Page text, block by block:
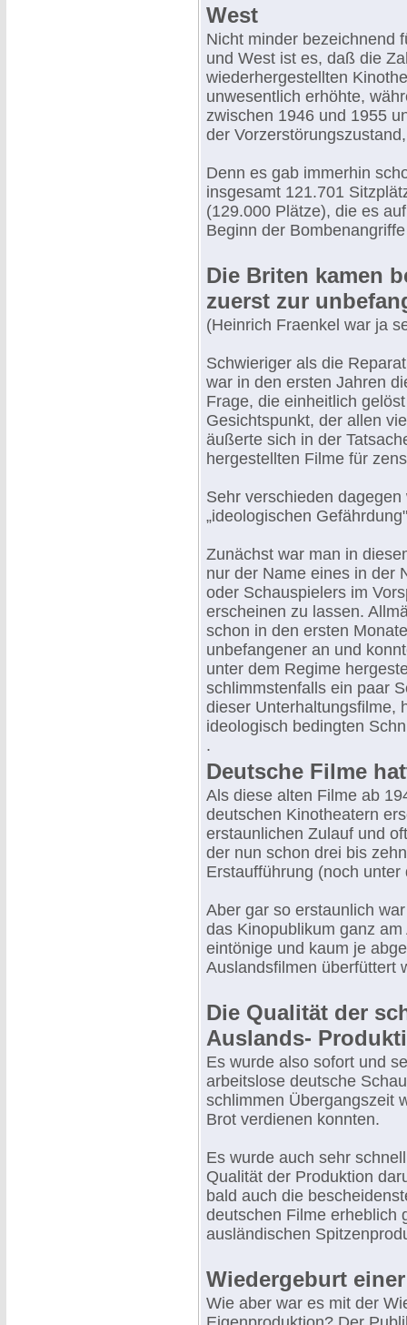
West
Nicht minder bezeichnend
und West ist es, daß die
wiederhergestellten
unwesentlich erhöhte,
zwischen 1946 und 1955
der
Denn es gab immerhin
insgesamt 121.701
(129.000 Plätze), die es
Beginn der
Die Briten kamen
zuerst zur
(Heinrich Fraenkel war ja
Schwieriger als die
war in den ersten Jahren
Frage, die einheitlich
Gesichtspunkt, der allen
äußerte sich in der
hergestellten Filme für
Sehr verschieden
„ideologischen
Zunächst war man in
nur der Name eines in der
oder Schauspielers im
erscheinen zu lassen.
schon in den ersten
unbefangener an und
unter dem Regime
schlimmstenfalls ein paar
dieser Unterhaltungsfilme,
ideologisch bedingten
.
Deutsche Filme
Als diese alten Filme ab
deutschen Kinotheatern
erstaunlichen Zulauf und
der nun schon drei bis
Erstaufführung (noch
Aber gar so erstaunlich
das Kinopublikum ganz
eintönige und kaum je
Auslandsfilmen überfüttert
Die Qualität der
Auslands-
Es wurde also sofort und
arbeitslose deutsche
schlimmen Übergangszeit
Brot verdienen konnten.
Es wurde auch sehr
Qualität der Produktion
bald auch die
deutschen Filme erheblich
ausländischen
Wiedergeburt
Wie aber war es mit der